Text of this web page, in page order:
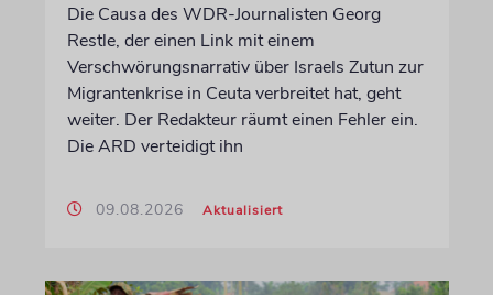
Die Causa des WDR-Journalisten Georg
Restle, der einen Link mit einem
Verschwörungsnarrativ über Israels Zutun zur
Migrantenkrise in Ceuta verbreitet hat, geht
weiter. Der Redakteur räumt einen Fehler ein.
Die ARD verteidigt ihn
09.08.2026 Aktualisiert